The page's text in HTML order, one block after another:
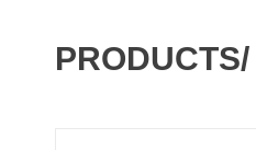
PRODUCTS/